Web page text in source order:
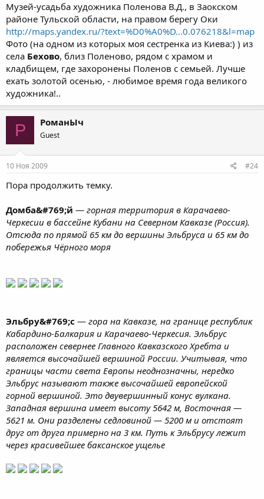
Музей-усадьба художника Поленова В.Д., в Заокском
районе Тульской области, на правом берегу Оки
http://maps.yandex.ru/?text=%D0%A0%D...0.076218&l=map
Фото (на одном из которых моя сестренка из Киева:) ) из
села Бехово, близ Поленово, рядом с храмом и
кладбищем, где захоронены Поленов с семьей. Лучше
ехать золотой осенью, - любимое время года великого
художника!..
Р РоманЫч
Guest
10 Ноя 2009 #24
Пора продолжить темку.
Домба&#769;й — горная территория в Карачаево-
Черкесии в бассейне Кубани на Северном Кавказе (Россия).
Отсюда по прямой 65 км до вершины Эльбруса и 65 км до
побережья Чёрного моря
Эльбру&#769;с — гора на Кавказе, на границе республик
Кабардино-Балкария и Карачаево-Черкесия. Эльбрус
расположен севернее Главного Кавказского Хребта и
является высочайшей вершиной России. Учитывая, что
границы части света Европы неоднозначны, нередко
Эльбрус называют также высочайшей европейской
горной вершиной. Это двувершинный конус вулкана.
Западная вершина имеет высоту 5642 м, Восточная —
5621 м. Они разделены седловиной — 5200 м и отстоят
друг от друга примерно на 3 км. Путь к Эльбрусу лежит
через красивейшее баксанское ущелье